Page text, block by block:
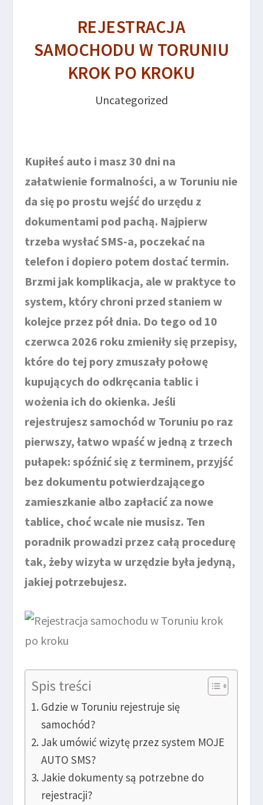
REJESTRACJA
SAMOCHODU W TORUNIU
KROK PO KROKU
Uncategorized
Kupiłeś auto i masz 30 dni na
załatwienie formalności, a w Toruniu nie
da się po prostu wejść do urzędu z
dokumentami pod pachą. Najpierw
trzeba wysłać SMS-a, poczekać na
telefon i dopiero potem dostać termin.
Brzmi jak komplikacja, ale w praktyce to
system, który chroni przed staniem w
kolejce przez pół dnia. Do tego od 10
czerwca 2026 roku zmieniły się przepisy,
które do tej pory zmuszały połowę
kupujących do odkręcania tablic i
wożenia ich do okienka. Jeśli
rejestrujesz samochód w Toruniu po raz
pierwszy, łatwo wpaść w jedną z trzech
pułapek: spóźnić się z terminem, przyjść
bez dokumentu potwierdzającego
zamieszkanie albo zapłacić za nowe
tablice, choć wcale nie musisz. Ten
poradnik prowadzi przez całą procedurę
tak, żeby wizyta w urzędzie była jedyną,
jakiej potrzebujesz.
Spis treści
Gdzie w Toruniu rejestruje się
samochód?
Jak umówić wizytę przez system MOJE
AUTO SMS?
Jakie dokumenty są potrzebne do
rejestracji?